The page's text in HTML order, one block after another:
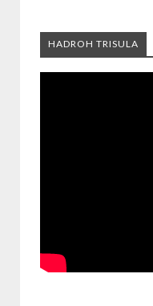
HADROH TRISULA